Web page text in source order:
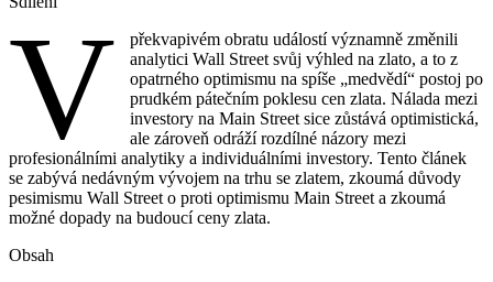
V
překvapivém obratu událostí významně změnili
analytici Wall Street svůj výhled na zlato, a to z
opatrného optimismu na spíše „medvědí“ postoj po
prudkém pátečním poklesu cen zlata. Nálada mezi
investory na Main Street sice zůstává optimistická,
ale zároveň odráží rozdílné názory mezi
profesionálními analytiky a individuálními investory. Tento článek
se zabývá nedávným vývojem na trhu se zlatem, zkoumá důvody
pesimismu Wall Street o proti optimismu Main Street a zkoumá
možné dopady na budoucí ceny zlata.
Obsah